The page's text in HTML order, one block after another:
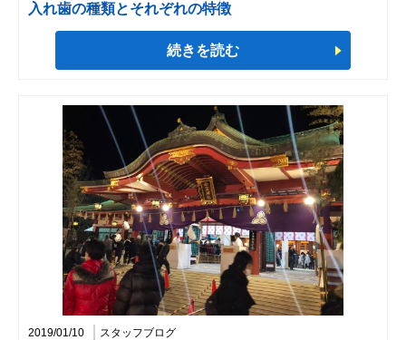
入れ歯の種類とそれぞれの特徴
続きを読む
2019/01/10 スタッフブログ